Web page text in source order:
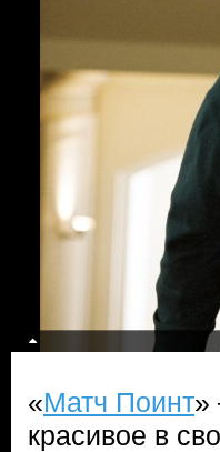
«Матч Поинт»
красивое в